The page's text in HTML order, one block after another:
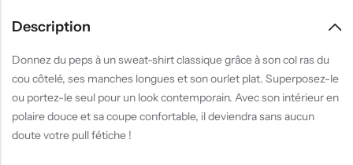
Description
Donnez du peps à un sweat-shirt classique grâce à son col ras du
cou côtelé, ses manches longues et son ourlet plat. Superposez-le
ou portez-le seul pour un look contemporain. Avec son intérieur en
polaire douce et sa coupe confortable, il deviendra sans aucun
doute votre pull fétiche !